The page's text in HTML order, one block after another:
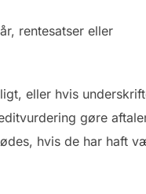
rentesatser eller
eller hvis
gøre
hvis de har haft